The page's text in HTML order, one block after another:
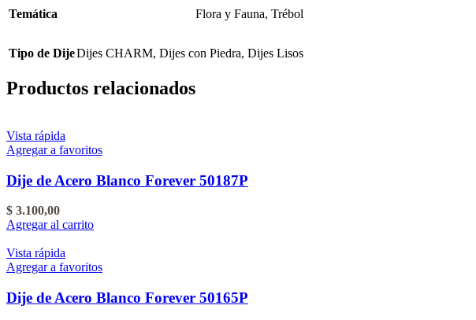
Temática Flora y Fauna, Trébol
Tipo de DijeDijes CHARM, Dijes con Piedra, Dijes Lisos
Productos relacionados
Vista rápida
Agregar a favoritos
Dije de Acero Blanco Forever 50187P
$ 3.100,00
Agregar al carrito
Vista rápida
Agregar a favoritos
Dije de Acero Blanco Forever 50165P